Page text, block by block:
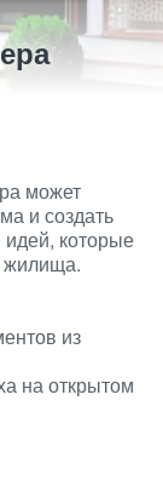
может
и создать
которые
жилища.
из
на открытом